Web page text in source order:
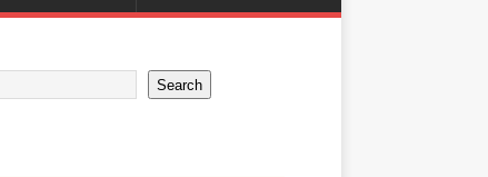
Search